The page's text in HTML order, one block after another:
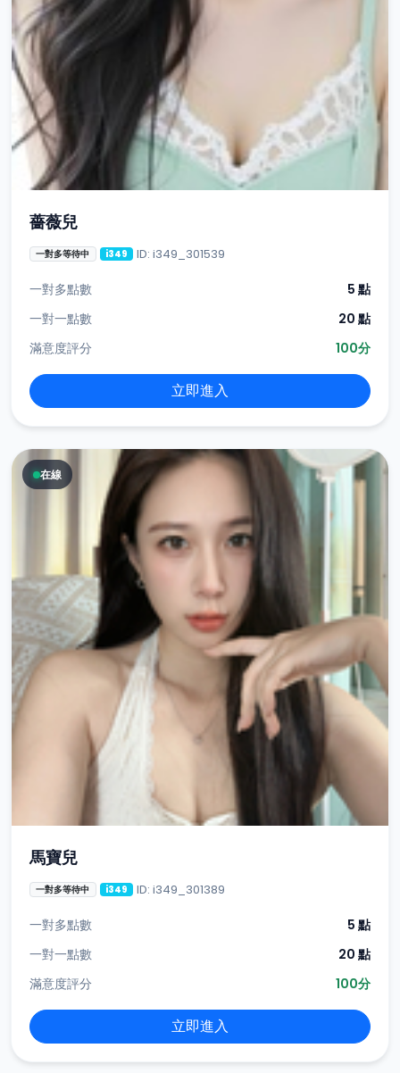
薔薇兒
一對多等待中 i349 ID: i349_301539
一對多點數
5 點
一對一點數
20 點
滿意度評分
100分
立即進入
在線
馬寶兒
一對多等待中 i349 ID: i349_301389
一對多點數
5 點
一對一點數
20 點
滿意度評分
100分
立即進入